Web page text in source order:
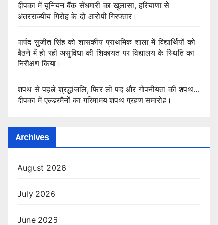
दीपका में यूनियन बैंक सेंधमारी का खुलासा, हरियाणा से
अंतरराज्यीय गिरोह के दो आरोपी गिरफ्तार।
पार्षद सुजीत सिंह को शासकीय प्राथमिक शाला में विद्यार्थियों को
बैठने में हो रही असुविधा की शिकायत पर विद्यालय के स्थिति का
निरीक्षण किया।
शपथ से पहले श्रद्धांजलि, फिर ली पद और गोपनीयता की शपथ…
दीपका में एल्डरमैनों का गरिमामय शपथ ग्रहण समारोह।
Archives
August 2026
July 2026
June 2026